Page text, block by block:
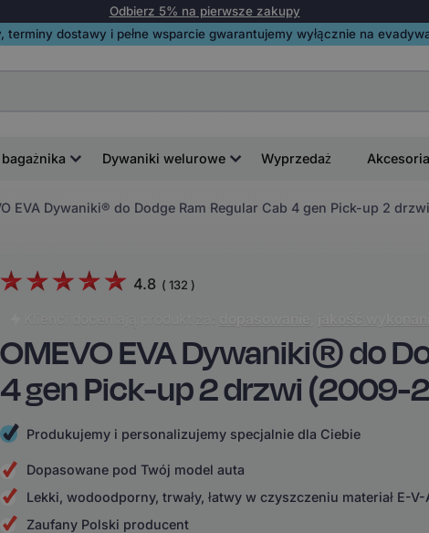
Odbierz 5% na pierwsze zakupy
dostawy i pełne wsparcie gwarantujemy wyłącznie na
Dywaniki welurowe Wyprzedaż Akcesoria
EVA Dywaniki® do Dodge Ram Regular Cab 4 gen Pick-up 2
4.8 ( 132 )
Klienci doceniają produkt za: dopasowanie jakość
OMEVO EVA Dywaniki® do
4 gen Pick-up 2 drzwi (2009-
Produkujemy i personalizujemy specjalnie dla Ciebie
Dopasowane pod Twój model auta
Lekki, wodoodporny, trwały, łatwy w czyszczeniu materiał E-
Zaufany Polski producent